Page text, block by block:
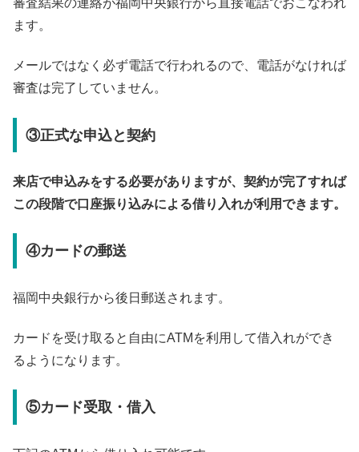
審査結果の連絡が福岡中央銀行から直接電話でおこなわれ
ます。
メールではなく必ず電話で行われるので、電話がなければ
審査は完了していません。
③正式な申込と契約
来店で申込みをする必要がありますが、契約が完了すれば
この段階で口座振り込みによる借り入れが利用できます。
④カードの郵送
福岡中央銀行から後日郵送されます。
カードを受け取ると自由にATMを利用して借入れができ
るようになります。
⑤カード受取・借入